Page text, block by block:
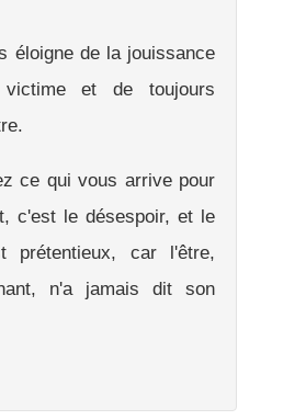
éloigne de la jouissance
et de toujours
ce qui vous arrive pour
c'est le désespoir, et le
prétentieux, car l'être,
n'a jamais dit son